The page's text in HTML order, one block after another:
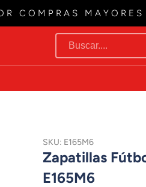
COMPRAS
SKU: E165M6
Zapatillas
E165M6